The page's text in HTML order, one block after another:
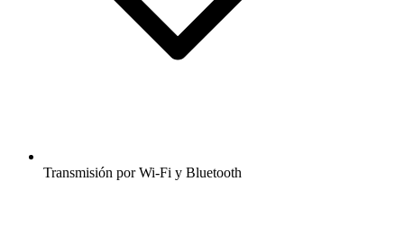
Transmisión por Wi-Fi y Bluetooth